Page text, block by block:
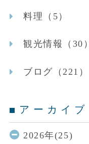
料理（5）
観光情報（30）
ブログ（221）
アーカイブ
2026年(25)